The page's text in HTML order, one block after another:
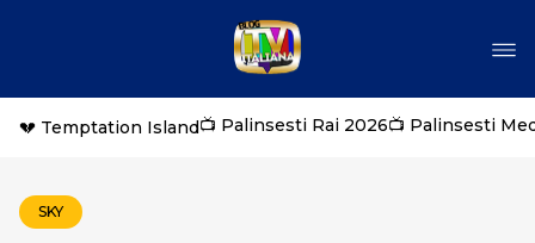
💔 Temptation Island📺 Palinsesti Rai 2026📺 Palinsesti
SKY